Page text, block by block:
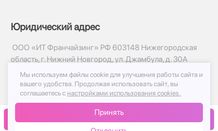
В корзину
Юридический адрес
ООО «ИТ Франчайзинг» РФ 603148 Нижегородская
область, г. Нижний Новгород, ул. Джамбула, д. 30А
© 2017-2026г, База Цветов 24.ру
Политика конфиденциальности
Публичная оферта
Мы используем файлы cookie для улучшения работы сайта и
вашего удобства. Продолжая использовать сайт, вы
соглашаетесь с настройками использования cookies.
Принять